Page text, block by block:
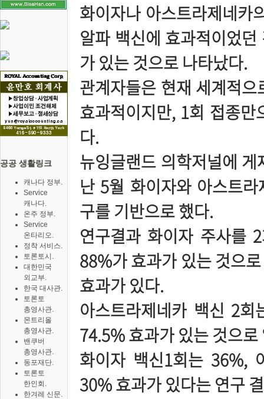
공공 생활링크
캐나다 정부.
Service
캐나다.
온주 정부.
Service
온타리오.
정착 서비스.
토론토시.
대한민국
외교부.
한국 대사관.
토론토
총영사관.
몬트리올
총영사관.
밴쿠버
총영사관.
동포재단.
토론토
한인회.
한겨레 신문.
화이자나 아스트라제네카
알파 백신에 효과적이었
가 있는 것으로 나타났다.
관계자들은 현재 세계적
효과적이지만, 1회 접종
다.
뉴잉글랜드 의학저널에
난 5월 화이자와 아스트
구를 기반으로 했다.
연구결과 화이자 주사를
88%가 효과가 있는 것으
효과가 있다.
아스트라제네카 백신 2
74.5% 효과가 있는 것으로
화이자 백신1회는 36%,
30% 효과가 있다는 연구